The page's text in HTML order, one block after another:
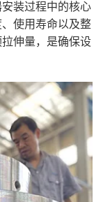
装过程中的核心
使用寿命以及整
伸量，是确保设